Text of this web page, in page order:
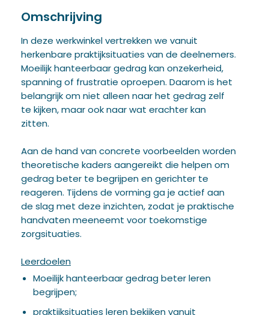
Omschrijving
In deze werkwinkel vertrekken we vanuit
herkenbare praktijksituaties van de deelnemers.
Moeilijk hanteerbaar gedrag kan onzekerheid,
spanning of frustratie oproepen. Daarom is het
belangrijk om niet alleen naar het gedrag zelf
te kijken, maar ook naar wat erachter kan
zitten.
Aan de hand van concrete voorbeelden worden
theoretische kaders aangereikt die helpen om
gedrag beter te begrijpen en gerichter te
reageren. Tijdens de vorming ga je actief aan
de slag met deze inzichten, zodat je praktische
handvaten meeneemt voor toekomstige
zorgsituaties.
Leerdoelen
Moeilijk hanteerbaar gedrag beter leren
begrijpen;
praktijksituaties leren bekijken vanuit